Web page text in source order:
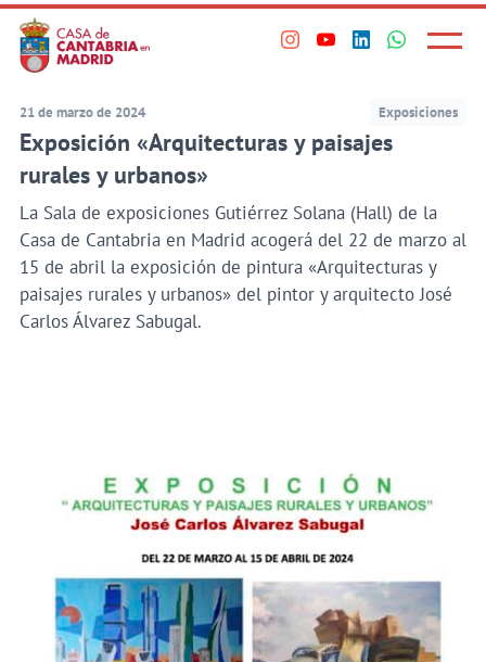
Saltar
al
contenido
principal
Visita
Instagram
Visita
en
Youtube
Visita
perfil
en
Linkedin
Visita
perfil
Principal
Menú
21 de marzo de 2024 Exposiciones
Exposición «Arquitecturas y paisajes
rurales y urbanos»
La Sala de exposiciones Gutiérrez Solana (Hall) de la
Casa de Cantabria en Madrid acogerá del 22 de marzo al
15 de abril la exposición de pintura «Arquitecturas y
paisajes rurales y urbanos» del pintor y arquitecto José
Carlos Álvarez Sabugal.